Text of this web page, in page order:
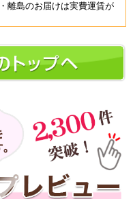
島のお届けは実費運賃が